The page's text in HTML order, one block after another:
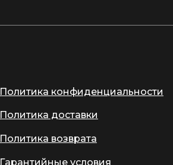
Политика конфиденциальности
Политика доставки
Политика возврата
Гарантийные условия